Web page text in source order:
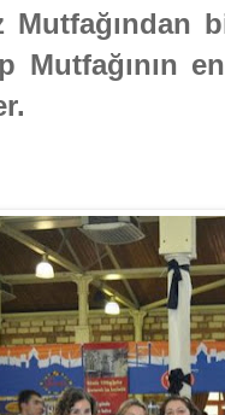
Mutfağından
Mutfağının